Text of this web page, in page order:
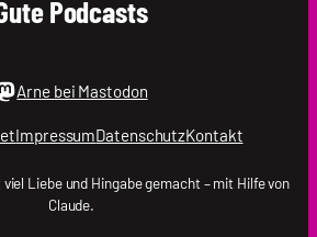
Podcasts
Arne bei Mastodon
ImpressumDatenschutzKontakt
Liebe und Hingabe gemacht – mit Hilfe von
Claude.